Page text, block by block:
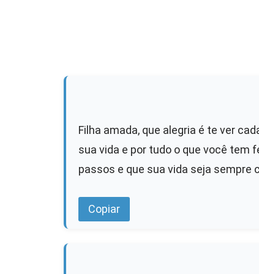
Filha amada, que alegria é te ver
sua vida e por tudo o que você tem
passos e que sua vida seja sempre
Copiar